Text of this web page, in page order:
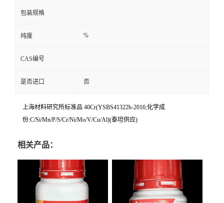
包装规格
纯度 %
CAS编号
是否进口 否
上海材料研究所标准品 40Cr(YSBS41322b-2016;化学成
份:C/Si/Mn/P/S/Cr/Ni/Mo/V/Cu/Al)(泰坦供应)
相关产品：